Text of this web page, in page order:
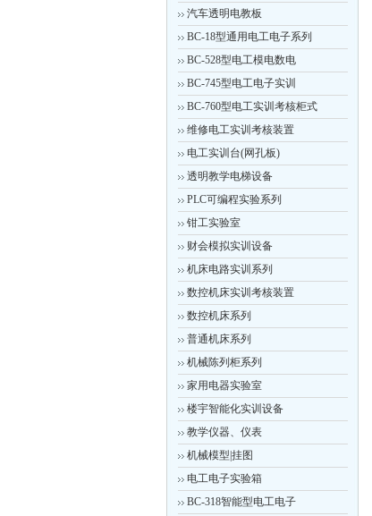
汽车透明电教板
BC-18型通用电工电子系列
BC-528型电工模电数电
BC-745型电工电子实训
BC-760型电工实训考核柜式
维修电工实训考核装置
电工实训台(网孔板)
透明教学电梯设备
PLC可编程实验系列
钳工实验室
财会模拟实训设备
机床电路实训系列
数控机床实训考核装置
数控机床系列
普通机床系列
机械陈列柜系列
家用电器实验室
楼宇智能化实训设备
教学仪器、仪表
机械模型|挂图
电工电子实验箱
BC-318智能型电工电子